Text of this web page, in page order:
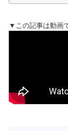
▼この記事は動画